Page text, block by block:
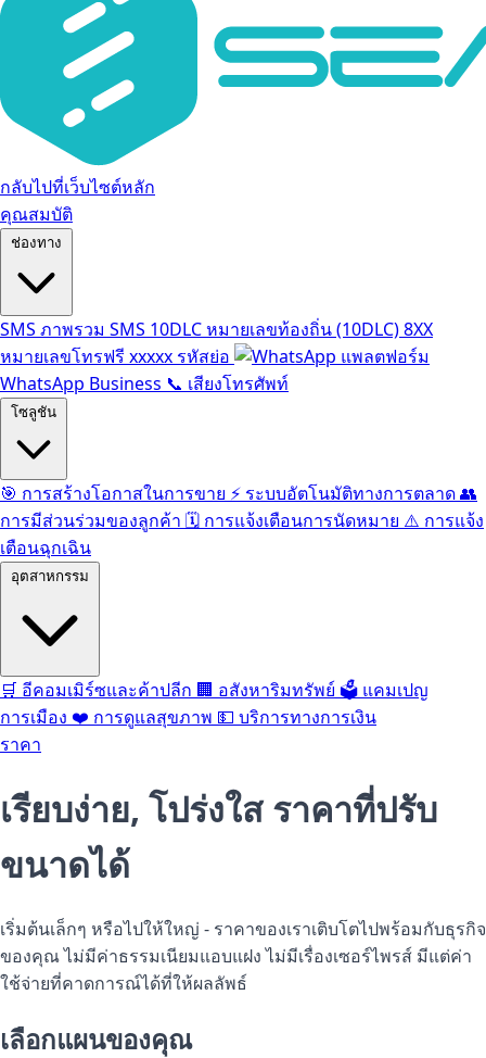
กลับไปที่เว็บไซต์หลัก
คุณสมบัติ
ช่องทาง
SMS ภาพรวม SMS 10DLCหมายเลขท้องถิ่น (10DLC)8XX
หมายเลขโทรฟรี xxxxx รหัสย่อ
แพลตฟอร์ม
WhatsApp Business 📞 เสียงโทรศัพท์
โซลูชัน
🎯 การสร้างโอกาสในการขาย ⚡️ ระบบอัตโนมัติทางการตลาด👥
การมีส่วนร่วมของลูกค้า 🗓️ การแจ้งเตือนการนัดหมาย ⚠️ การแจ้ง
เตือนฉุกเฉิน
อุตสาหกรรม
🛒 อีคอมเมิร์ซและค้าปลีก 🏢 อสังหาริมทรัพย์ 🗳️ แคมเปญ
การเมือง ❤️ การดูแลสุขภาพ 💵 บริการทางการเงิน
ราคา
เรียบง่าย, โปร่งใสราคาที่ปรับ
ขนาดได้
เริ่มต้นเล็กๆ หรือไปให้ใหญ่ - ราคาของเราเติบโตไปพร้อมกับธุรกิจ
ของคุณ ไม่มีค่าธรรมเนียมแอบแฝง ไม่มีเรื่องเซอร์ไพรส์ มีแต่ค่า
ใช้จ่ายที่คาดการณ์ได้ที่ให้ผลลัพธ์
เลือกแผนของคุณ